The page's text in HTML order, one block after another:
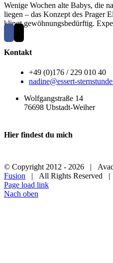
Wenige Wochen alte Babys, die
liegen – das Konzept des Prager
klingt gewöhnungsbedürftig.
Kontakt
+49 (0)176 / 229 010 40
nadine@essert-
Wolfgangstraße 14
76698 Ubstadt-Weiher
Hier findest du mich
© Copyright 2012 - 2026 |
Fusion | All Rights Reserved |
Page load link
Nach oben